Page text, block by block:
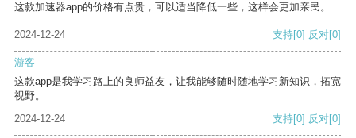
这款加速器app的价格有点贵，可以适当降低一些，这样会更加亲民。
2024-12-24 支持[0] 反对[0]
游客
这款app是我学习路上的良师益友，让我能够随时随地学习新知识，拓宽
视野。
2024-12-24
支持[0] 反对[0]